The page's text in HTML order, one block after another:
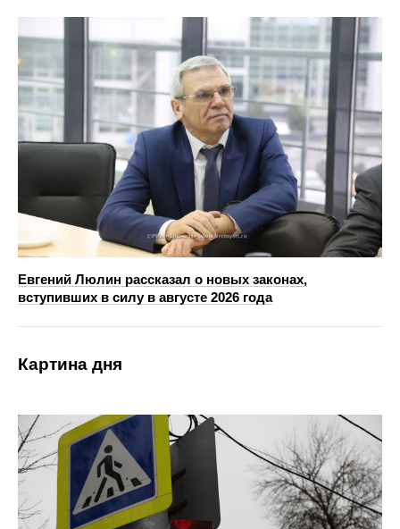
Евгений Люлин рассказал о новых законах,
вступивших в силу в августе 2026 года
Картина дня